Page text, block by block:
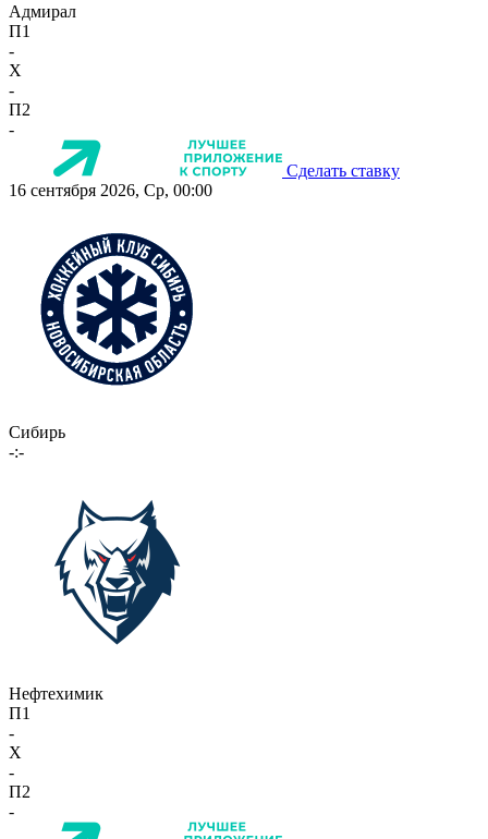
Адмирал
П1
-
X
-
П2
-
Сделать ставку
16 сентября 2026, Ср, 00:00
Сибирь
-:-
Нефтехимик
П1
-
X
-
П2
-